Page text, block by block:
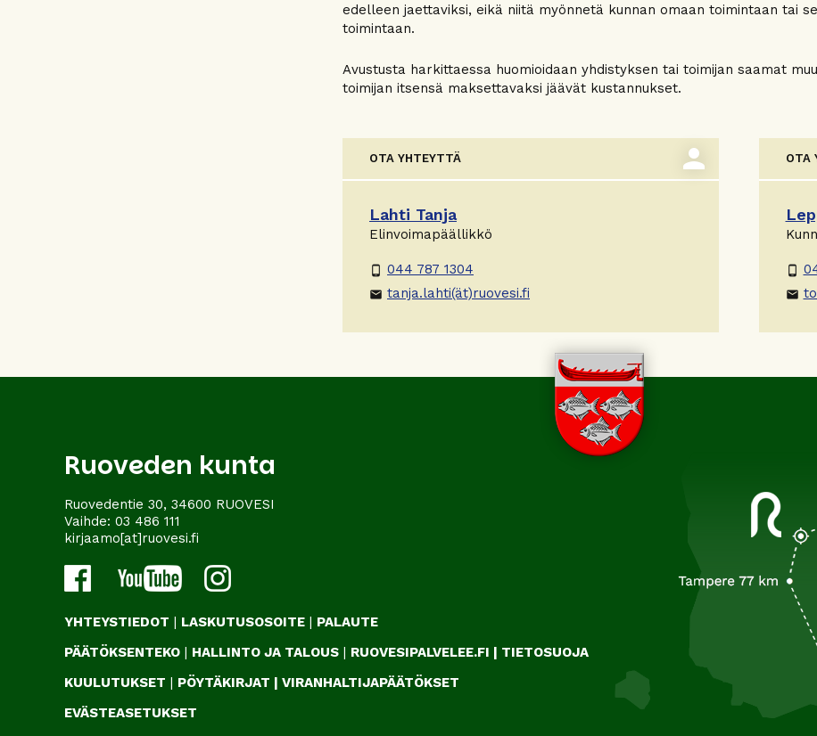
edelleen jaettaviksi, eikä niitä myönnetä kunnan omaan toimintaan tai
toimintaan.
Avustusta harkittaessa huomioidaan yhdistyksen tai toimijan saamat
toimijan itsensä maksettavaksi jäävät kustannukset.
OTA YHTEYTTÄ person
Lahti Tanja
Elinvoimapäällikkö
phone_android 044 787 1304
email tanja.lahti(ät)ruovesi.fi
OTA
phone_android
email
Ruoveden kunta
Ruovedentie 30, 34600 RUOVESI
Vaihde: 03 486 111
kirjaamo[at]ruovesi.fi
YHTEYSTIEDOT | LASKUTUSOSOITE | PALAUTE
PÄÄTÖKSENTEKO | HALLINTO JA TALOUS | RUOVESIPALVELEE.FI | TIETOSUOJA
KUULUTUKSET | PÖYTÄKIRJAT | VIRANHALTIJAPÄÄTÖKSET
EVÄSTEASETUKSET